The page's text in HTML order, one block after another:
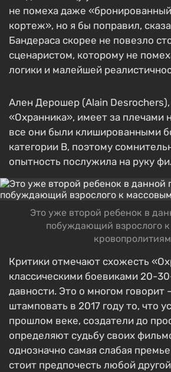
не помеха даже
кортеж», но я бы поправил,
Бандераса скорее не повезло
сценаристом, которому не
логики и малейшей
Ален Дерошер (Alain
«Охранника», имеет за плечами
все они были клишированными
категории B, поэтому
опытность послужила на руку
Это уже второй ребенок в
побуждающий взрослого
кровопролитиям
Критики отмечают схожесть
классическими боевиками 20-
давности. Это о многом говорит
штамповать в 2017 году то, что
прошлом веке, создатели до
определяют судьбу своих
однозначно самая слабая
стоит предпочесть любой